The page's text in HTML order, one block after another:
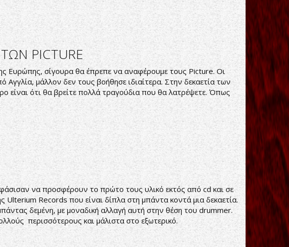
PICTURE
Ευρώπης, σίγουρα θα έπρεπε να αναφέρουμε τους Picture. Οι
Αγγλία, μάλλον δεν τους βοήθησε ιδιαίτερα. Στην δεκαετία των
είναι ότι θα βρείτε πολλά τραγούδια που θα λατρέψετε. Όπως
να προσφέρουν το πρώτο τους υλικό εκτός από cd και σε
Ulterium Records που είναι δίπλα στη μπάντα κοντά μια δεκαετία.
δεμένη, με μοναδική αλλαγή αυτή στην θέση του drummer.
περισσότερους και μάλιστα στο εξωτερικό.